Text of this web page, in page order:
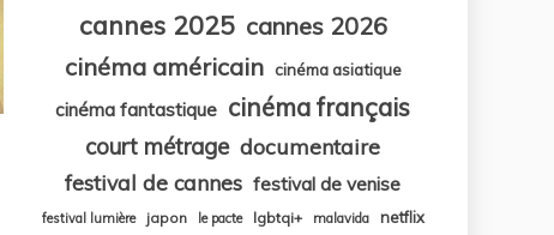
cannes 2025 cannes 2026
cinéma américain
cinéma asiatique
cinéma fantastique cinéma français
court métrage documentaire
festival de cannes festival de venise
festival lumière japon le pacte lgbtqi+ malavida netflix